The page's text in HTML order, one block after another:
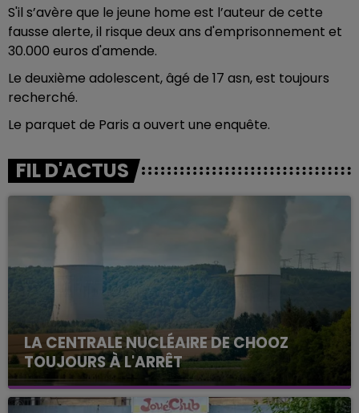
S'il s’avère que le jeune home est l’auteur de cette
fausse alerte, il risque deux ans d'emprisonnement et
30.000 euros d'amende.
Le deuxième adolescent, âgé de 17 asn, est toujours
recherché.
Le parquet de Paris a ouvert une enquête.
FIL D'ACTUS
LA CENTRALE NUCLÉAIRE DE CHOOZ
TOUJOURS À L'ARRÊT
Cela fait déjà une semaine que la centrale
nucléaire ardennaise est à l'arrêt. Une situation